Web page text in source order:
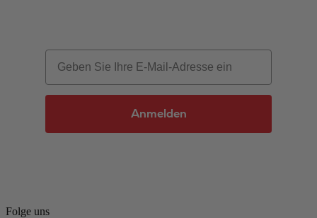
Email
Anmelden
Folge uns